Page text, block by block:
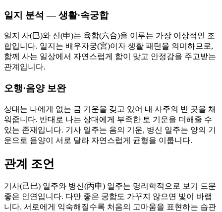
일지 분석 — 생활·속궁합
일지 사(巳)와 신(申)는 육합(六合)을 이루는 가장 이상적인 조
합입니다. 일지는 배우자궁(宮)이자 생활 패턴을 의미하므로,
함께 사는 일상에서 자연스럽게 합이 맞고 안정감을 주고받는
관계입니다.
오행·음양 보완
상대는 나에게 없는 금 기운을 갖고 있어 내 사주의 빈 곳을 채
워줍니다. 반대로 나는 상대에게 부족한 토 기운을 더해줄 수
있는 존재입니다. 기사 일주는 음의 기운, 병신 일주는 양의 기
운으로 음양이 서로 달라 자연스럽게 균형을 이룹니다.
관계 조언
기사(己巳) 일주와 병신(丙申) 일주는 명리학적으로 보기 드문
좋은 인연입니다. 다만 좋은 궁합도 가꾸지 않으면 빛이 바랩
니다. 서로에게 익숙해질수록 처음의 고마움을 표현하는 습관